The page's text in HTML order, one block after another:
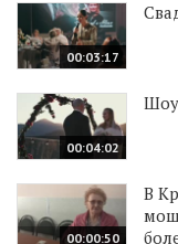
00:03:17
00:04:02
00:00:50
В